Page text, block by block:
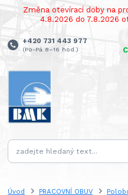
Změna otevírací doby na
4.8.2026 do 7.8.2026
+420 731 443 977
(Po-Pá 8–16 hod.)
Úvod PRACOVNÍ OBUV